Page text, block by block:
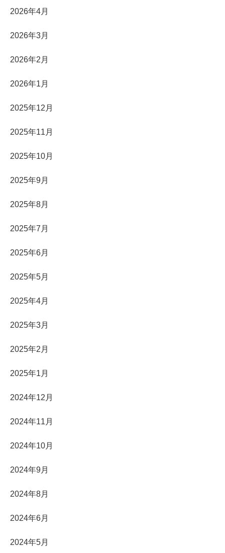
2026年4月
2026年3月
2026年2月
2026年1月
2025年12月
2025年11月
2025年10月
2025年9月
2025年8月
2025年7月
2025年6月
2025年5月
2025年4月
2025年3月
2025年2月
2025年1月
2024年12月
2024年11月
2024年10月
2024年9月
2024年8月
2024年6月
2024年5月